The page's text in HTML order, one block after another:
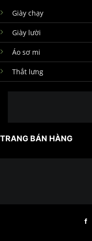
Giày chạy
Giày lười
Áo sơ mi
Thắt lưng
TRANG BÁN HÀNG